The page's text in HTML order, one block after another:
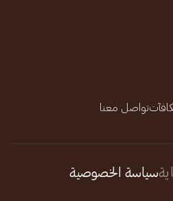
تواصل معنا
سياسة الخصوصية